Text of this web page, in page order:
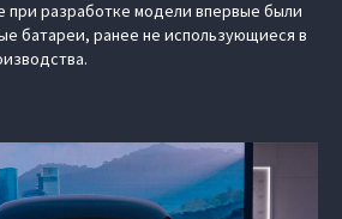
при разработке модели впервые были
батареи, ранее не использующиеся в